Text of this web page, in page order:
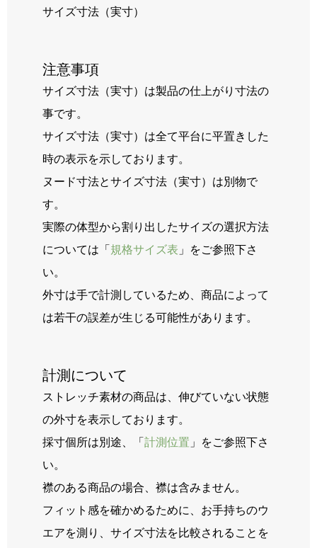
サイズ寸法（実寸）
注意事項
サイズ寸法（実寸）は製品の仕上がり寸法の
事です。
サイズ寸法（実寸）は全て平台に平置きした
時の表示を示しております。
ヌード寸法とサイズ寸法（実寸）は別物で
す。
実際の体型から割り出したサイズの選択方法
については「 規格サイズ表 」をご参照下さ
い。
外寸は手で計測しているため、商品によって
は若干の誤差が生じる可能性があります。
計測について
ストレッチ素材の商品は、伸びていない状態
の外寸を表示しております。
採寸個所は別途、「 計測位置 」をご参照下さ
い。
襟のある商品の場合、襟は含みません。
フィット感を確かめるために、お手持ちのウ
エアを測り、サイズ寸法を比較されることを